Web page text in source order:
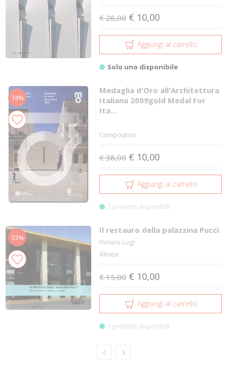
€ 28,00 € 10,00
Aggiungi al carrello
Solo uno disponibile
74%
Medaglia d'Oro all'Architettura
Italiana 2009­gold Medal For
Ita...
Compositori
€ 38,00 € 10,00
Aggiungi al carrello
3 prodotti disponibili
33%
Il restauro della palazzina Pucci
Fontana Luigi
Alinea
€ 15,00 € 10,00
Aggiungi al carrello
3 prodotti disponibili